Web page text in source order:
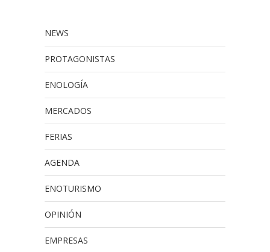
NEWS
PROTAGONISTAS
ENOLOGÍA
MERCADOS
FERIAS
AGENDA
ENOTURISMO
OPINIÓN
EMPRESAS